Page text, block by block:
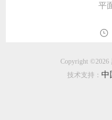
恭喜
平
Copyright ©2026
技术支持： 中